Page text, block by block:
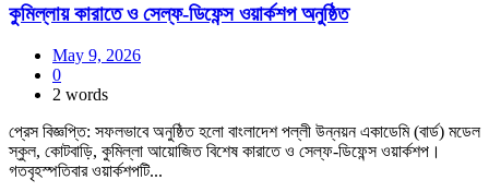
কুমিল্লায় কারাতে ও সেল্ফ-ডিফেন্স ওয়ার্কশপ অনুষ্ঠিত
May 9, 2026
0
2 words
প্রেস বিজ্ঞপ্তি: সফলভাবে অনুষ্ঠিত হলো বাংলাদেশ পল্লী উন্নয়ন একাডেমি (বার্ড) মডেল
স্কুল, কোটবাড়ি, কুমিল্লা আয়োজিত বিশেষ কারাতে ও সেল্ফ-ডিফেন্স ওয়ার্কশপ।
গতবৃহস্পতিবার ওয়ার্কশপটি...